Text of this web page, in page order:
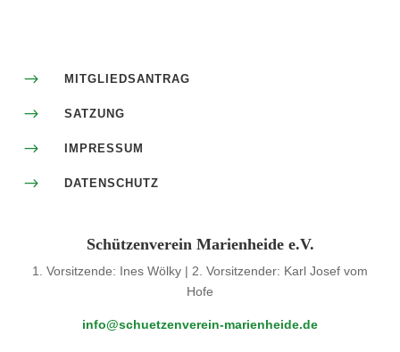
$ MITGLIEDSANTRAG
$ SATZUNG
$ IMPRESSUM
$ DATENSCHUTZ
Schützenverein Marienheide e.V.
1. Vorsitzende: Ines Wölky | 2. Vorsitzender: Karl Josef vom
Hofe
info@schuetzenverein-marienheide.de